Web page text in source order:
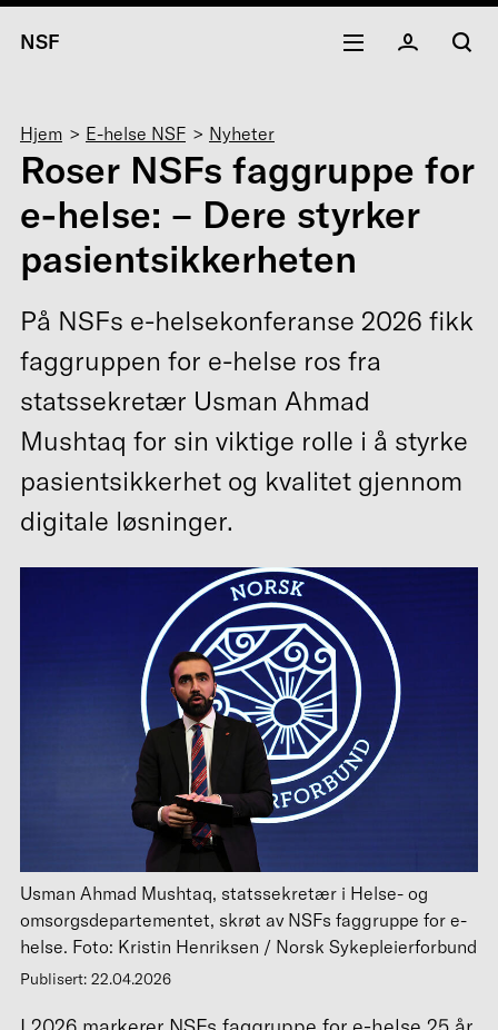
NSF
Navigasjonssti
Hjem E-helse NSF Nyheter
Roser NSFs faggruppe for
e-helse: – Dere styrker
pasientsikkerheten
På NSFs e-helsekonferanse 2026 fikk
faggruppen for e-helse ros fra
statssekretær Usman Ahmad
Mushtaq for sin viktige rolle i å styrke
pasientsikkerhet og kvalitet gjennom
digitale løsninger.
Usman Ahmad Mushtaq, statssekretær i Helse- og
omsorgsdepartementet, skrøt av NSFs faggruppe for e-
helse. Foto: Kristin Henriksen / Norsk Sykepleierforbund
Publisert: 22.04.2026